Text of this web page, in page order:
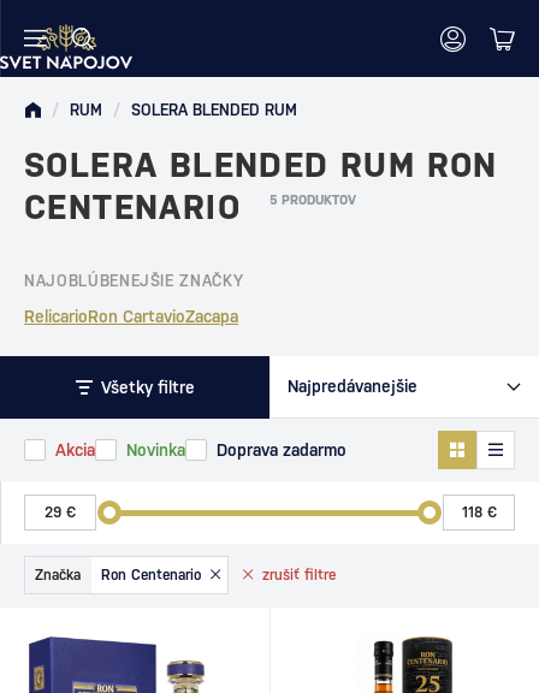
/ RUM / SOLERA BLENDED RUM
SOLERA BLENDED RUM RON
CENTENARIO
5 PRODUKTOV
NAJOBLÚBENEJŠIE ZNAČKY
RelicarioRon CartavioZacapa
Všetky filtre
Akcia Novinka Doprava zadarmo
zrušiť filtre
Značka Ron Centenario